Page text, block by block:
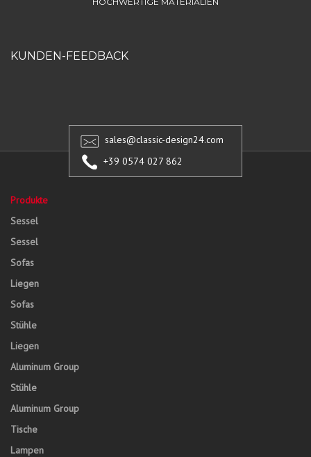
KUNDEN-FEEDBACK
sales@classic-design24.com
+39 0574 027 862
Produkte
Sessel
Sessel
Sofas
Liegen
Sofas
Stühle
Liegen
Aluminum Group
Stühle
Aluminum Group
Tische
Lampen